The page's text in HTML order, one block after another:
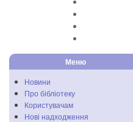
Меню
Новини
Про бібліотеку
Користувачам
Нові надходження